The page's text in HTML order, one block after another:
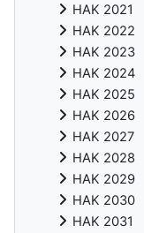
HAK 2021
HAK 2022
HAK 2023
HAK 2024
HAK 2025
HAK 2026
HAK 2027
HAK 2028
HAK 2029
HAK 2030
HAK 2031